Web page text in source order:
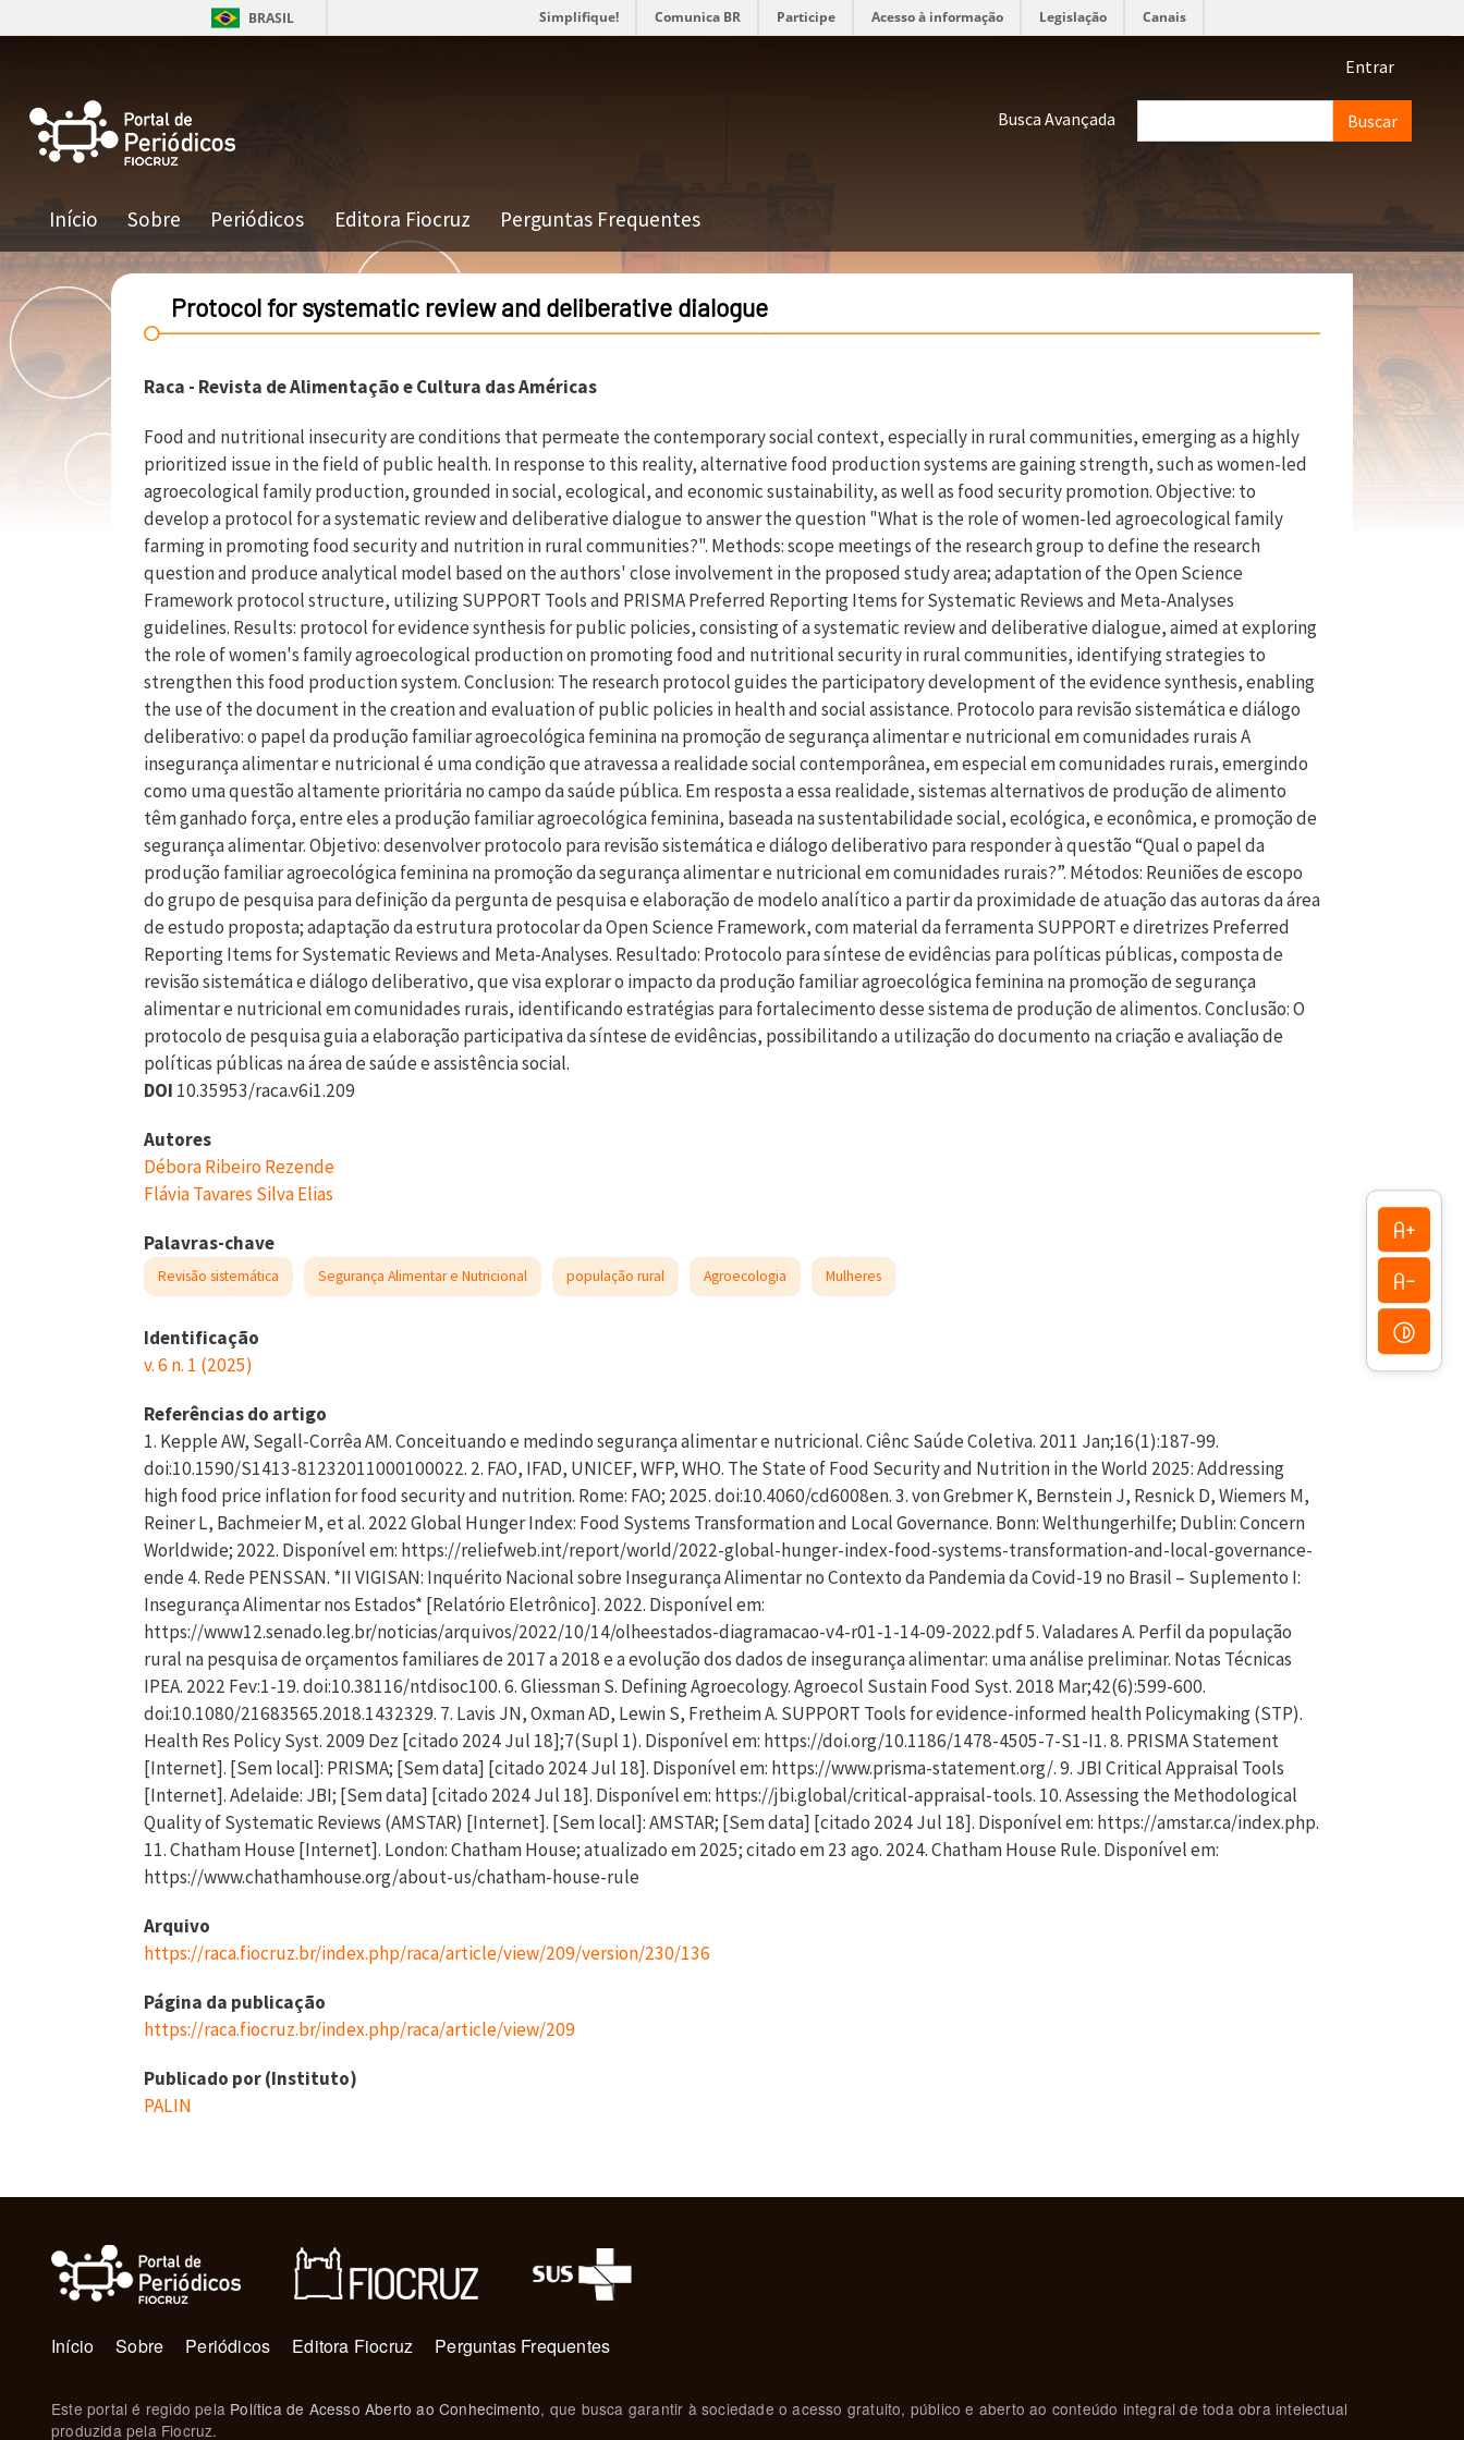
Pular para o conteúdo principal BRASIL Simplifique! Comunica BR Participe Acesso à informação Legislação Canais
Menu
Entrar
Busca Avançada
Navegação principal
Início Sobre Periódicos Editora Fiocruz Perguntas Frequentes
Protocol for systematic review and deliberative dialogue
Raca - Revista de Alimentação e Cultura das Américas
Food and nutritional insecurity are conditions that permeate the contemporary social context, especially in rural communities, emerging as a highly
prioritized issue in the field of public health. In response to this reality, alternative food production systems are gaining strength, such as women-led
agroecological family production, grounded in social, ecological, and economic sustainability, as well as food security promotion. Objective: to
develop a protocol for a systematic review and deliberative dialogue to answer the question "What is the role of women-led agroecological family
farming in promoting food security and nutrition in rural communities?". Methods: scope meetings of the research group to define the research
question and produce analytical model based on the authors' close involvement in the proposed study area; adaptation of the Open Science
Framework protocol structure, utilizing SUPPORT Tools and PRISMA Preferred Reporting Items for Systematic Reviews and Meta-Analyses
guidelines. Results: protocol for evidence synthesis for public policies, consisting of a systematic review and deliberative dialogue, aimed at exploring
the role of women's family agroecological production on promoting food and nutritional security in rural communities, identifying strategies to
strengthen this food production system. Conclusion: The research protocol guides the participatory development of the evidence synthesis, enabling
the use of the document in the creation and evaluation of public policies in health and social assistance. Protocolo para revisão sistemática e diálogo
deliberativo: o papel da produção familiar agroecológica feminina na promoção de segurança alimentar e nutricional em comunidades rurais A
insegurança alimentar e nutricional é uma condição que atravessa a realidade social contemporânea, em especial em comunidades rurais, emergindo
como uma questão altamente prioritária no campo da saúde pública. Em resposta a essa realidade, sistemas alternativos de produção de alimento
têm ganhado força, entre eles a produção familiar agroecológica feminina, baseada na sustentabilidade social, ecológica, e econômica, e promoção de
segurança alimentar. Objetivo: desenvolver protocolo para revisão sistemática e diálogo deliberativo para responder à questão “Qual o papel da
produção familiar agroecológica feminina na promoção da segurança alimentar e nutricional em comunidades rurais?”. Métodos: Reuniões de escopo
do grupo de pesquisa para definição da pergunta de pesquisa e elaboração de modelo analítico a partir da proximidade de atuação das autoras da área
de estudo proposta; adaptação da estrutura protocolar da Open Science Framework, com material da ferramenta SUPPORT e diretrizes Preferred
Reporting Items for Systematic Reviews and Meta-Analyses. Resultado: Protocolo para síntese de evidências para políticas públicas, composta de
revisão sistemática e diálogo deliberativo, que visa explorar o impacto da produção familiar agroecológica feminina na promoção de segurança
alimentar e nutricional em comunidades rurais, identificando estratégias para fortalecimento desse sistema de produção de alimentos. Conclusão: O
protocolo de pesquisa guia a elaboração participativa da síntese de evidências, possibilitando a utilização do documento na criação e avaliação de
políticas públicas na área de saúde e assistência social.
DOI 10.35953/raca.v6i1.209
Autores
Débora Ribeiro Rezende
Flávia Tavares Silva Elias
Palavras-chave
Revisão sistemática Segurança Alimentar e Nutricional população rural Agroecologia Mulheres
Identificação
v. 6 n. 1 (2025)
Referências do artigo
1. Kepple AW, Segall-Corrêa AM. Conceituando e medindo segurança alimentar e nutricional. Ciênc Saúde Coletiva. 2011 Jan;16(1):187-99.
doi:10.1590/S1413-81232011000100022. 2. FAO, IFAD, UNICEF, WFP, WHO. The State of Food Security and Nutrition in the World 2025: Addressing
high food price inflation for food security and nutrition. Rome: FAO; 2025. doi:10.4060/cd6008en. 3. von Grebmer K, Bernstein J, Resnick D, Wiemers M,
Reiner L, Bachmeier M, et al. 2022 Global Hunger Index: Food Systems Transformation and Local Governance. Bonn: Welthungerhilfe; Dublin: Concern
Worldwide; 2022. Disponível em: https://reliefweb.int/report/world/2022-global-hunger-index-food-systems-transformation-and-local-governance-
ende 4. Rede PENSSAN. *II VIGISAN: Inquérito Nacional sobre Insegurança Alimentar no Contexto da Pandemia da Covid-19 no Brasil – Suplemento I:
Insegurança Alimentar nos Estados* [Relatório Eletrônico]. 2022. Disponível em:
https://www12.senado.leg.br/noticias/arquivos/2022/10/14/olheestados-diagramacao-v4-r01-1-14-09-2022.pdf 5. Valadares A. Perfil da população
rural na pesquisa de orçamentos familiares de 2017 a 2018 e a evolução dos dados de insegurança alimentar: uma análise preliminar. Notas Técnicas
IPEA. 2022 Fev:1-19. doi:10.38116/ntdisoc100. 6. Gliessman S. Defining Agroecology. Agroecol Sustain Food Syst. 2018 Mar;42(6):599-600.
doi:10.1080/21683565.2018.1432329. 7. Lavis JN, Oxman AD, Lewin S, Fretheim A. SUPPORT Tools for evidence-informed health Policymaking (STP).
Health Res Policy Syst. 2009 Dez [citado 2024 Jul 18];7(Supl 1). Disponível em: https://doi.org/10.1186/1478-4505-7-S1-I1. 8. PRISMA Statement
[Internet]. [Sem local]: PRISMA; [Sem data] [citado 2024 Jul 18]. Disponível em: https://www.prisma-statement.org/. 9. JBI Critical Appraisal Tools
[Internet]. Adelaide: JBI; [Sem data] [citado 2024 Jul 18]. Disponível em: https://jbi.global/critical-appraisal-tools. 10. Assessing the Methodological
Quality of Systematic Reviews (AMSTAR) [Internet]. [Sem local]: AMSTAR; [Sem data] [citado 2024 Jul 18]. Disponível em: https://amstar.ca/index.php.
11. Chatham House [Internet]. London: Chatham House; atualizado em 2025; citado em 23 ago. 2024. Chatham House Rule. Disponível em:
https://www.chathamhouse.org/about-us/chatham-house-rule
Arquivo
https://raca.fiocruz.br/index.php/raca/article/view/209/version/230/136
Página da publicação
https://raca.fiocruz.br/index.php/raca/article/view/209
Publicado por (Instituto)
PALIN
Navegação principal
Início Sobre Periódicos Editora Fiocruz Perguntas Frequentes
Este portal é regido pela Política de Acesso Aberto ao Conhecimento, que busca garantir à sociedade o acesso gratuito, público e aberto ao conteúdo integral de toda obra intelectual
produzida pela Fiocruz.